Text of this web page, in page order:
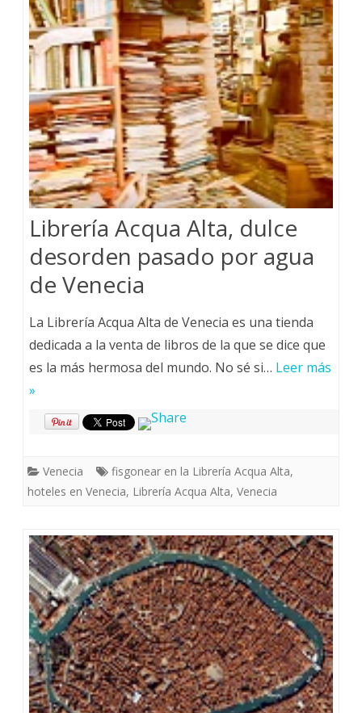
Librería Acqua Alta, dulce
desorden pasado por agua
de Venecia
La Librería Acqua Alta de Venecia es una tienda
dedicada a la venta de libros de la que se dice que
es la más hermosa del mundo. No sé si… Leer más
»
Venecia fisgonear en la Librería Acqua Alta,
hoteles en Venecia, Librería Acqua Alta, Venecia